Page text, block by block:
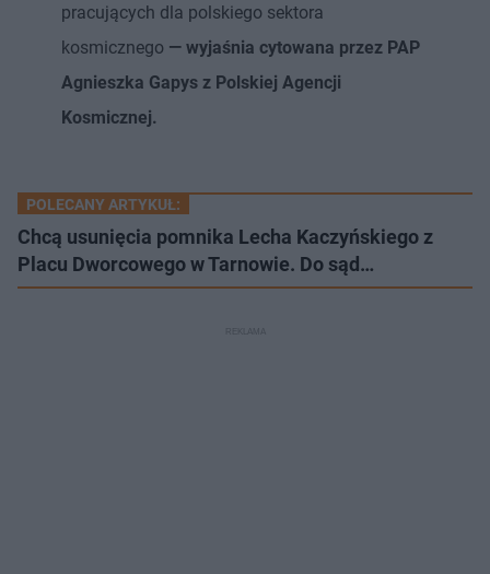
pracujących dla polskiego sektora
kosmicznego — wyjaśnia cytowana przez PAP
Agnieszka Gapys z Polskiej Agencji
Kosmicznej.
POLECANY ARTYKUŁ:
Chcą usunięcia pomnika Lecha Kaczyńskiego z
Placu Dworcowego w Tarnowie. Do sąd…